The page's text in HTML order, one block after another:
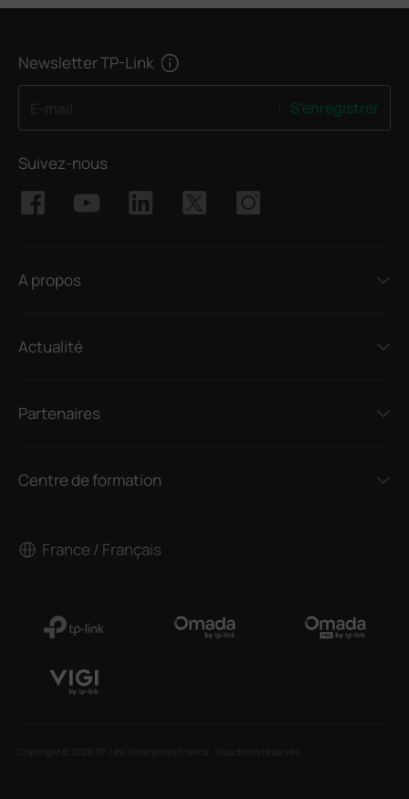
Newsletter TP-Link
S'enregistrer
Suivez-nous
A propos
Actualité
Partenaires
Centre de formation
France / Français
Copyright © 2026 TP-Link Enterprises France. Tous droits réservés.